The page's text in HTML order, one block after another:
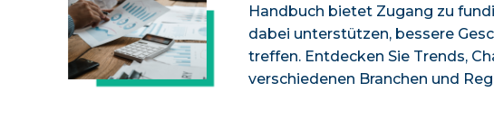
Handbuch bietet Zugang zu
dabei unterstützen, bessere
treffen. Entdecken Sie Trends,
verschiedenen Branchen und